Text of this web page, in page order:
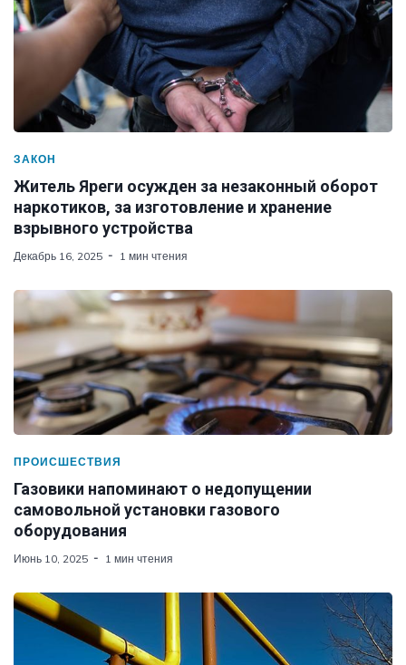
ЗАКОН
Житель Яреги осужден за незаконный оборот
наркотиков, за изготовление и хранение
взрывного устройства
Декабрь 16, 2025 1 мин чтения
ПРОИСШЕСТВИЯ
Газовики напоминают о недопущении
самовольной установки газового
оборудования
Июнь 10, 2025 1 мин чтения